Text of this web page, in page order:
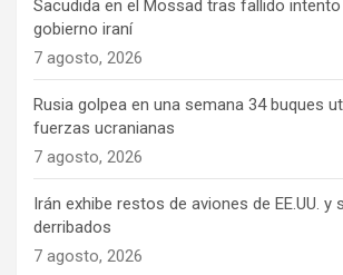
Sacudida en el Mossad tras fallido
gobierno iraní
7 agosto, 2026
Rusia golpea en una semana 34 buques
fuerzas ucranianas
7 agosto, 2026
Irán exhibe restos de aviones de EE.UU. y
derribados
7 agosto, 2026